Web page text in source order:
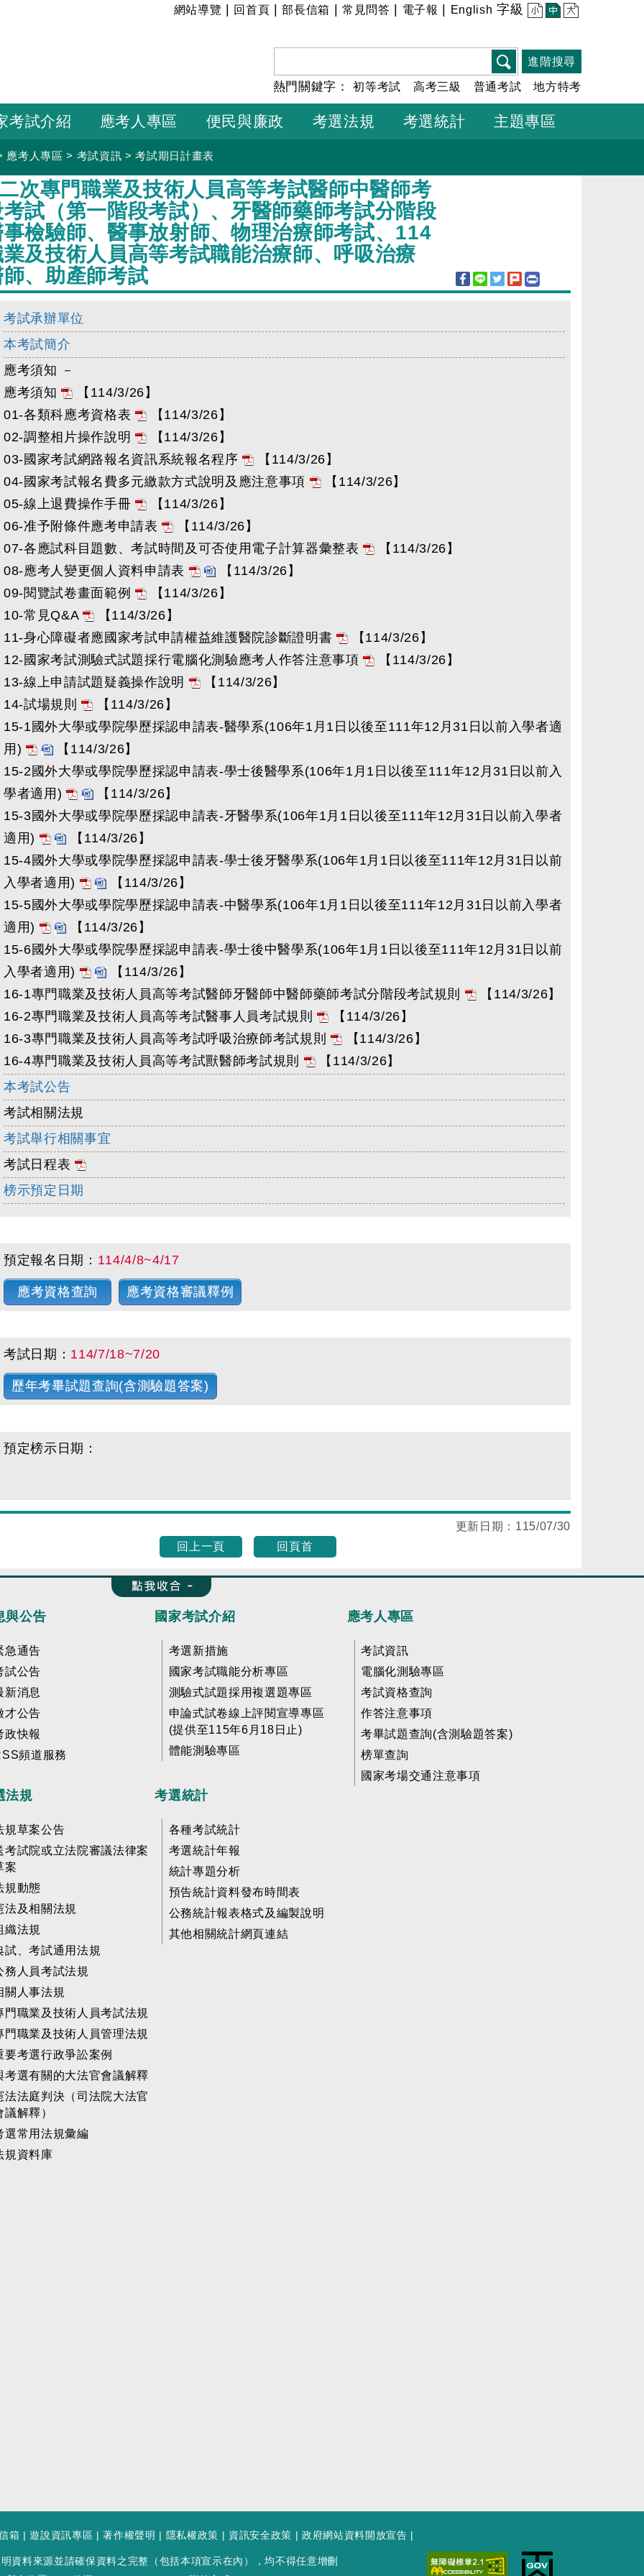
:::
網站導覽 回首頁 |部長信箱 常見問答 電子報 English 字級 小 中 大
進階搜尋
熱門關鍵字：初等考試 高考三級 普通考試 地方特考
考試介紹 應考人專區 便民與廉政 考選法規 考選統計 主題專區
應考人專區 > 考試資訊 >考試期日計畫表
次專門職業及技術人員高等考試醫師中醫師考
試（第一階段考試）、牙醫師藥師考試分階段
檢驗師、醫事放射師、物理治療師考試、114
及技術人員高等考試職能治療師、呼吸治療
、助產師考試
考試承辦單位
本考試簡介
應考須知 －
應考須知
【114/3/26】
01-各類科應考資格表
【114/3/26】
02-調整相片操作說明
【114/3/26】
03-國家考試網路報名資訊系統報名程序
【114/3/26】
04-國家考試報名費多元繳款方式說明及應注意事項
【114/3/26】
05-線上退費操作手冊
【114/3/26】
06-准予附條件應考申請表
【114/3/26】
07-各應試科目題數、考試時間及可否使用電子計算器彙整表
【114/3/26】
08-應考人變更個人資料申請表
【114/3/26】
09-閱覽試卷畫面範例
【114/3/26】
10-常見Q&A
【114/3/26】
11-身心障礙者應國家考試申請權益維護醫院診斷證明書
【114/3/26】
12-國家考試測驗式試題採行電腦化測驗應考人作答注意事項
【114/3/26】
13-線上申請試題疑義操作說明
【114/3/26】
14-試場規則
【114/3/26】
15-1國外大學或學院學歷採認申請表-醫學系(106年1月1日以後至111年12月31日以前入學者適
用)
【114/3/26】
15-2國外大學或學院學歷採認申請表-學士後醫學系(106年1月1日以後至111年12月31日以前入
學者適用)
【114/3/26】
15-3國外大學或學院學歷採認申請表-牙醫學系(106年1月1日以後至111年12月31日以前入學者
適用)
【114/3/26】
15-4國外大學或學院學歷採認申請表-學士後牙醫學系(106年1月1日以後至111年12月31日以前
入學者適用)
【114/3/26】
15-5國外大學或學院學歷採認申請表-中醫學系(106年1月1日以後至111年12月31日以前入學者
適用)
【114/3/26】
15-6國外大學或學院學歷採認申請表-學士後中醫學系(106年1月1日以後至111年12月31日以前
入學者適用)
【114/3/26】
16-1專門職業及技術人員高等考試醫師牙醫師中醫師藥師考試分階段考試規則
【114/3/26】
16-2專門職業及技術人員高等考試醫事人員考試規則
【114/3/26】
16-3專門職業及技術人員高等考試呼吸治療師考試規則
【114/3/26】
16-4專門職業及技術人員高等考試獸醫師考試規則
【114/3/26】
本考試公告
考試相關法規
考試舉行相關事宜
考試日程表
榜示預定日期
預定報名日期： 114/4/8~4/17
應考資格查詢 應考資格審議釋例
考試日期： 114/7/18~7/20
歷年考畢試題查詢(含測驗題答案)
預定榜示日期：
更新日期： 115/07/30
回上一頁
回頁首
收合 FatFooter
與公告
急通告
試公告
新消息
才公告
政快報
頻道服務
國家考試介紹
考選新措施
國家考試職能分析專區
測驗式試題採用複選題專區
申論式試卷線上評閱宣導專區
(提供至115年6月18日止)
體能測驗專區
應考人專區
考試資訊
電腦化測驗專區
考試資格查詢
作答注意事項
考畢試題查詢(含測驗題答案)
榜單查詢
國家考場交通注意事項
法規
規草案公告
考試院或立法院審議法律案
案
規動態
法及相關法規
織法規
試、考試通用法規
務人員考試法規
關人事法規
門職業及技術人員考試法規
門職業及技術人員管理法規
要考選行政爭訟案例
考選有關的大法官會議解釋
法法庭判決（司法院大法官
議解釋）
選常用法規彙編
規資料庫
考選統計
各種考試統計
考選統計年報
統計專題分析
預告統計資料發布時間表
公務統計報表格式及編製說明
其他相關統計網頁連結
箱 |遊說資訊專區 |著作權聲明 | 隱私權政策 | 資訊安全政策 |政府網站資料開放宣告 |
資料來源並請確保資料之完整（包括本項宣示在內），均不得任意增刪